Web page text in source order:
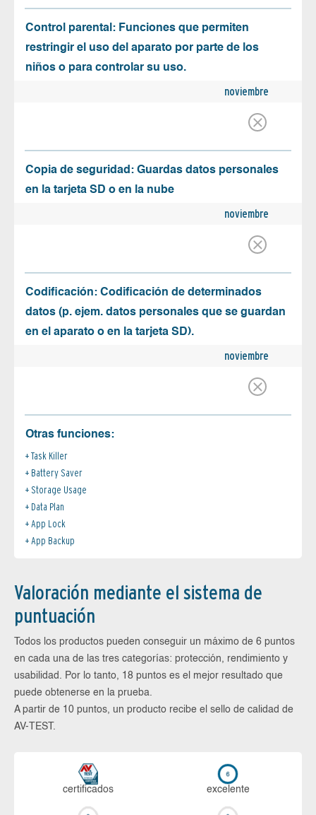
Control parental: Funciones que permiten
restringir el uso del aparato por parte de los
niños o para controlar su uso.
noviembre
Copia de seguridad: Guardas datos personales
en la tarjeta SD o en la nube
noviembre
Codificación: Codificación de determinados
datos (p. ejem. datos personales que se guardan
en el aparato o en la tarjeta SD).
noviembre
Otras funciones:
Task Killer
Battery Saver
Storage Usage
Data Plan
App Lock
App Backup
Valoración mediante el sistema de
puntuación
Todos los productos pueden conseguir un máximo de 6 puntos
en cada una de las tres categorías: protección, rendimiento y
usabilidad. Por lo tanto, 18 puntos es el mejor resultado que
puede obtenerse en la prueba.
A partir de 10 puntos, un producto recibe el sello de calidad de
AV-TEST.
certi­ficados ex­ce­len­te